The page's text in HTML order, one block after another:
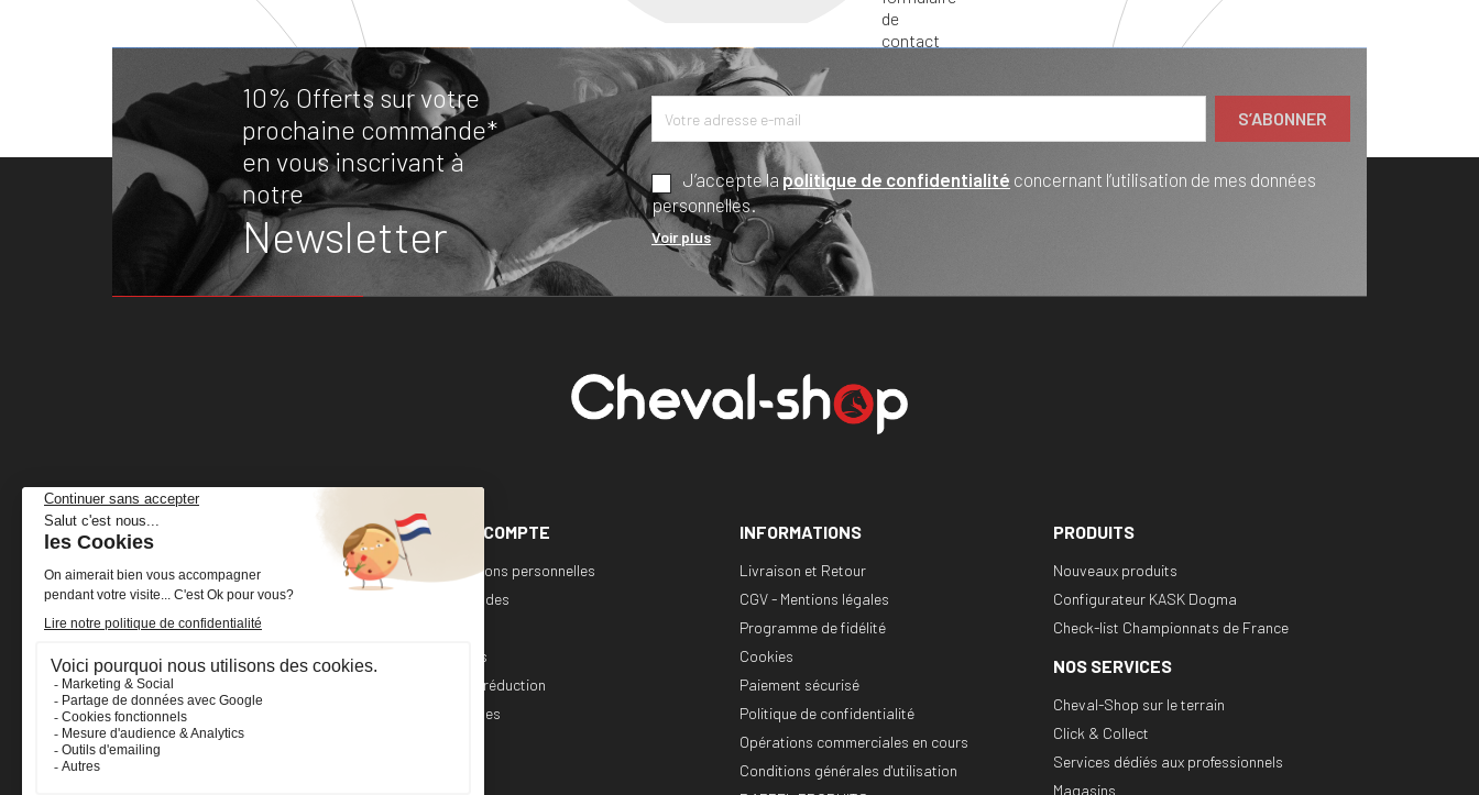
10% Offerts sur votre
prochaine commande*
en vous inscrivant à
notre
Newsletter
J’accepte la politique de confidentialité concernant l’utilisation de mes données
personnelles.
Voir plus
Cheval Shop
4 rue Benoît Frachon
44800 Saint-Herblain
France
boutique@cheval-shop.com
VOTRE COMPTE
Informations personnelles
Commandes
Adresses
Bons de réduction
Mes alertes
INFORMATIONS
Livraison et Retour
CGV - Mentions légales
Programme de fidélité
Cookies
Paiement sécurisé
Politique de confidentialité
Opérations commerciales en cours
Conditions générales d'utilisation
PRODUITS
Nouveaux produits
Configurateur KASK Dogma
Check-list Championnats de France
NOS SERVICES
Cheval-Shop sur le terrain
Click & Collect
Services dédiés aux professionnels
Magasins